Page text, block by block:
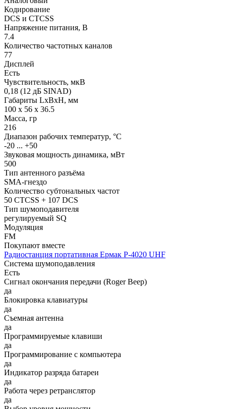
Кодирование
DCS и CTCSS
Напряжение питания, В
7.4
Количество частотных каналов
77
Дисплей
Есть
Чувствительность, мкВ
0,18 (12 дБ SINAD)
Габариты LхBхН, мм
100 x 56 x 36.5
Масса, гр
216
Диапазон рабочих температур, °С
-20 ... +50
Звуковая мощность динамика, мВт
500
Тип антенного разъёма
SMA-гнездо
Количество субтональных частот
50 CTCSS + 107 DCS
Тип шумоподавителя
регулируемый SQ
Модуляция
FM
Покупают вместе
Радиостанция портативная Ермак Р-4020 UHF
Система шумоподавления
Есть
Сигнал окончания передачи (Roger Beep)
да
Блокировка клавиатуры
да
Съемная антенна
да
Программируемые клавиши
да
Программирование с компьютера
да
Индикатор разряда батареи
да
Работа через ретранслятор
да